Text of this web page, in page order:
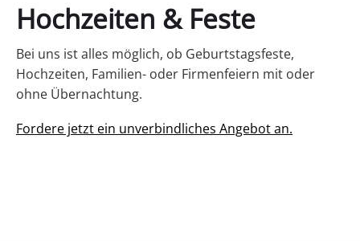
Hochzeiten & Feste
Bei uns ist alles möglich, ob Geburtstagsfeste,
Hochzeiten, Familien- oder Firmenfeiern mit oder
ohne Übernachtung.
Fordere jetzt ein unverbindliches Angebot an.